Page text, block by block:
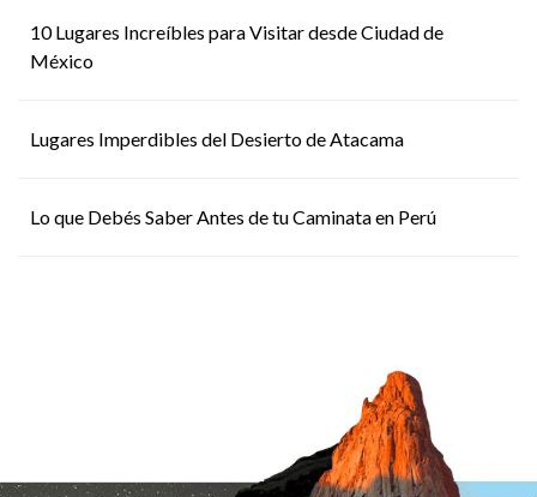
10 Lugares Increíbles para Visitar desde Ciudad de
México
Lugares Imperdibles del Desierto de Atacama
Lo que Debés Saber Antes de tu Caminata en Perú